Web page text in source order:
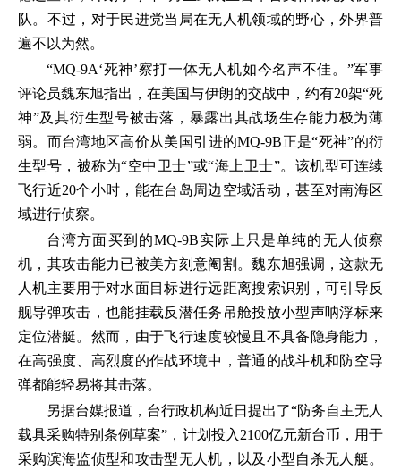
队。不过，对于民进党当局在无人机领域的野心，外界普
遍不以为然。
“MQ-9A‘死神’察打一体无人机如今名声不佳。”军事
评论员魏东旭指出，在美国与伊朗的交战中，约有20架“死
神”及其衍生型号被击落，暴露出其战场生存能力极为薄
弱。而台湾地区高价从美国引进的MQ-9B正是“死神”的衍
生型号，被称为“空中卫士”或“海上卫士”。该机型可连续
飞行近20个小时，能在台岛周边空域活动，甚至对南海区
域进行侦察。
台湾方面买到的MQ-9B实际上只是单纯的无人侦察
机，其攻击能力已被美方刻意阉割。魏东旭强调，这款无
人机主要用于对水面目标进行远距离搜索识别，可引导反
舰导弹攻击，也能挂载反潜任务吊舱投放小型声呐浮标来
定位潜艇。然而，由于飞行速度较慢且不具备隐身能力，
在高强度、高烈度的作战环境中，普通的战斗机和防空导
弹都能轻易将其击落。
另据台媒报道，台行政机构近日提出了“防务自主无人
载具采购特别条例草案”，计划投入2100亿元新台币，用于
采购滨海监侦型和攻击型无人机，以及小型自杀无人艇。